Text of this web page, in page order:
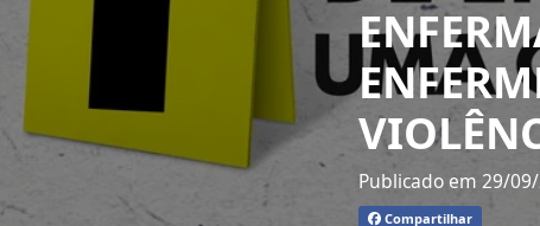
Publicado em 29/
Compartilhar